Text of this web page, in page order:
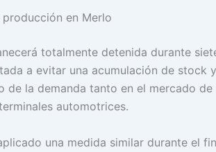
producción en Merlo
totalmente detenida durante
a evitar una acumulación de stock
de la demanda tanto en el mercado
automotrices.
una medida similar durante el